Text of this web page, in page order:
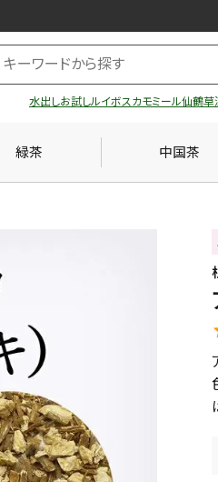
水出しお試しルイボスカモミール仙鶴草
緑茶 中国茶